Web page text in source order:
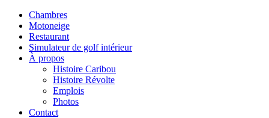
Chambres
Motoneige
Restaurant
Simulateur de golf intérieur
À propos
Histoire Caribou
Histoire Révolte
Emplois
Photos
Contact